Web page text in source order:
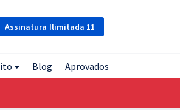
Assinatura Ilimitada 11
Blog Aprovados